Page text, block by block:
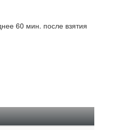
60 мин. после взятия